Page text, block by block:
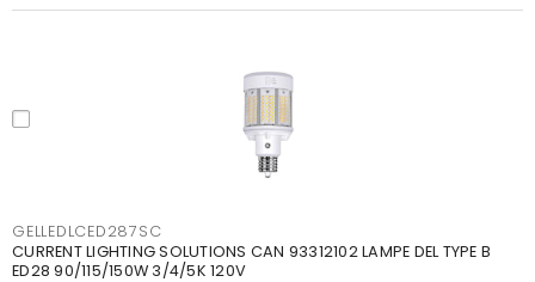
GELLEDLCED287SC
CURRENT LIGHTING SOLUTIONS CAN 93312102 LAMPE DEL TYPE B
ED28 90/115/150W 3/4/5K 120V